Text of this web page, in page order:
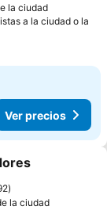
la ciudad
a la ciudad o la
Ver precios
la ciudad